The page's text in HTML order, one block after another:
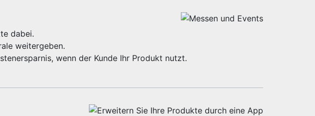
dabei.
weitergeben.
wenn der Kunde Ihr Produkt nutzt.